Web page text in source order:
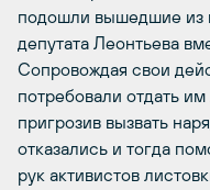
подошли вышедшие из
депутата Леонтьева
Сопровождая свои
потребовали отдать
пригрозив вызвать
отказались и тогда
рук активистов